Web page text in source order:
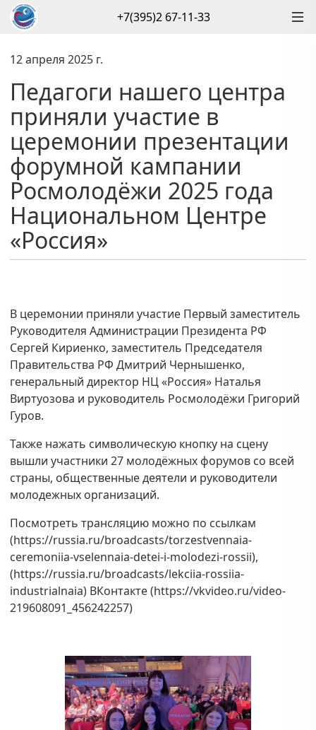
12 апреля 2025 г.
Педагоги нашего центра
приняли участие в
церемонии презентации
форумной кампании
Росмолодёжи 2025 года
Национальном Центре
«Россия»
В церемонии приняли участие Первый заместитель
Руководителя Администрации Президента РФ
Сергей Кириенко, заместитель Председателя
Правительства РФ Дмитрий Чернышенко,
генеральный директор НЦ «Россия» Наталья
Виртуозова и руководитель Росмолодёжи Григорий
Гуров.
Также нажать символическую кнопку на сцену
вышли участники 27 молодёжных форумов со всей
страны, общественные деятели и руководители
молодежных организаций.
Посмотреть трансляцию можно по ссылкам
(https://russia.ru/broadcasts/torzestvennaia-
ceremoniia-vselennaia-detei-i-molodezi-rossii),
(https://russia.ru/broadcasts/lekciia-rossiia-
industrialnaia) ВКонтакте (https://vkvideo.ru/video-
219608091_456242257)
+7(395)2 67-11-33